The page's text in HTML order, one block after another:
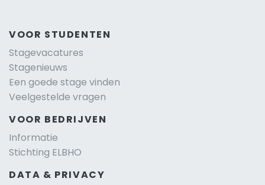
VOOR STUDENTEN
Stagevacatures
Stagenieuws
Een goede stage vinden
Veelgestelde vragen
VOOR BEDRIJVEN
Informatie
Stichting ELBHO
DATA & PRIVACY